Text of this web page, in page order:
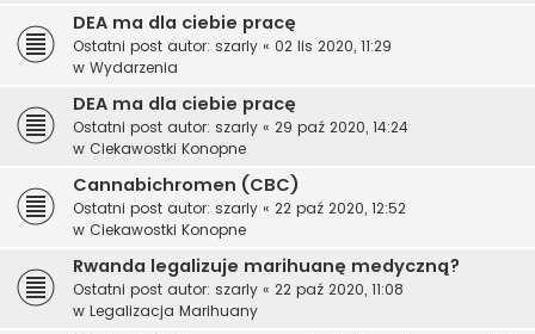
DEA ma dla ciebie pracę
Ostatni post autor: szarly « 02 lis 2020, 11:29
w Wydarzenia
DEA ma dla ciebie pracę
Ostatni post autor: szarly « 29 paź 2020, 14:24
w Ciekawostki Konopne
Cannabichromen (CBC)
Ostatni post autor: szarly « 22 paź 2020, 12:52
w Ciekawostki Konopne
Rwanda legalizuje marihuanę medyczną?
Ostatni post autor: szarly « 22 paź 2020, 11:08
w Legalizacja Marihuany